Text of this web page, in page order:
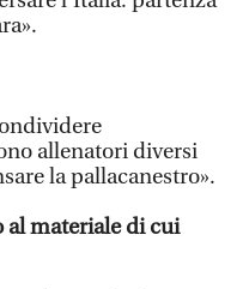
allenatori diversi
la pallacanestro».
al materiale di cui